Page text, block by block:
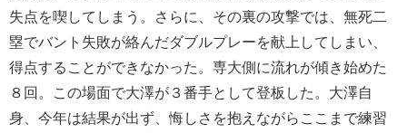
失点を喫してしまう。さらに、その裏の攻撃では、無死二
塁でバント失敗が絡んだダブルプレーを献上してしまい、
得点することができなかった。専大側に流れが傾き始めた
８回。この場面で大澤が３番手として登板した。大澤自
身、今年は結果が出ず、悔しさを抱えながらここまで練習